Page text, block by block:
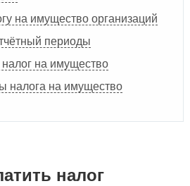
на имущество организаций
периоды
налог на имущество
налога на имущество
налог